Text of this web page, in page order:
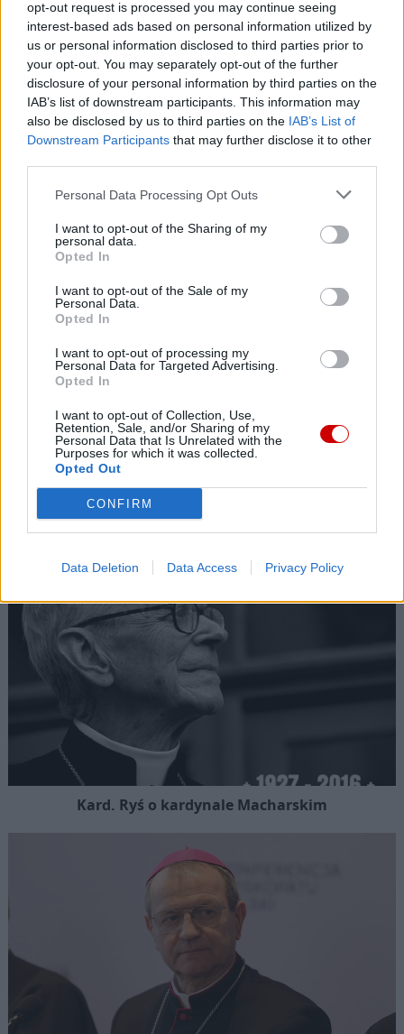
opt-out request is processed you may continue seeing
interest-based ads based on personal information utilized by
us or personal information disclosed to third parties prior to
your opt-out. You may separately opt-out of the further
disclosure of your personal information by third parties on the
IAB’s list of downstream participants. This information may
also be disclosed by us to third parties on the IAB’s List of
Downstream Participants that may further disclose it to other
Personal Data Processing Opt Outs
I want to opt-out of the Sharing of my
personal data.
Opted In
I want to opt-out of the Sale of my
Personal Data.
Opted In
I want to opt-out of processing my
Personal Data for Targeted Advertising.
Opted In
I want to opt-out of Collection, Use,
Retention, Sale, and/or Sharing of my
Personal Data that Is Unrelated with the
Purposes for which it was collected.
Opted Out
CONFIRM
Data Deletion Data Access Privacy Policy
Od 10 sierpnia zapisy na liturgie pod przewodnictwem papieża
07 sierpnia 2026 | 17:22
Kard. Parolin: pokój zaczyna się od empatii wobec cierpienia
07 sierpnia 2026 | 16:56
Diecezja radomska: kolejne grupy pątników wyruszają na Jasną
Górę
Popularne
Kard. Sarah: Obrzędów nie można arbitralnie znosić
Kard. Ryś o kardynale Macharskim